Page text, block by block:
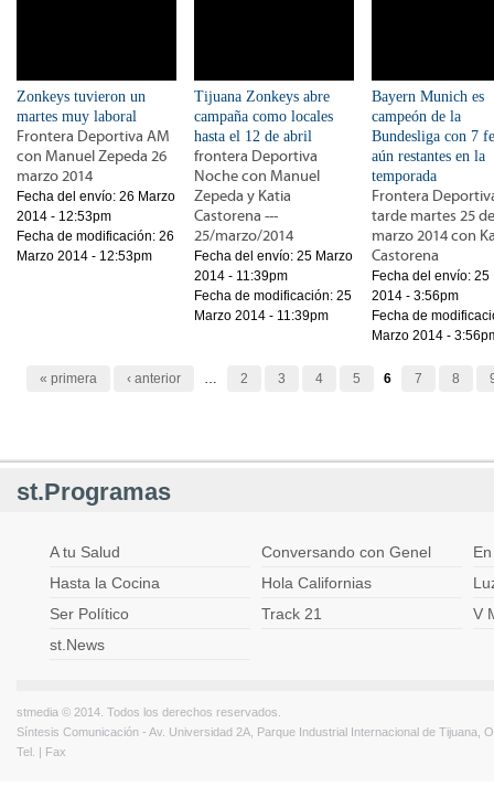
Zonkeys tuvieron un
martes muy laboral
Frontera Deportiva AM
con Manuel Zepeda 26
marzo 2014
Fecha del envío: 26 Marzo
2014 - 12:53pm
Fecha de modificación: 26
Marzo 2014 - 12:53pm
Tijuana Zonkeys abre
campaña como locales
hasta el 12 de abril
frontera Deportiva
Noche con Manuel
Zepeda y Katia
Castorena ---
25/marzo/2014
Fecha del envío: 25 Marzo
2014 - 11:39pm
Fecha de modificación: 25
Marzo 2014 - 11:39pm
Bayern Munich es
campeón de la
Bundesliga con 7
aún restantes en la
temporada
Frontera
tarde martes 25 de
marzo 2014 con
Castorena
Fecha del envío: 25
2014 - 3:56pm
Fecha de
Marzo 2014 -
Páginas
« primera ‹ anterior … 2 3 4 5 6 7 8
st.Programas
A tu Salud Conversando con Genel
Hasta la Cocina
Hola Californias
Ser Político
Track 21
V
st.News
stmedia © 2014. Todos los derechos reservados.
Síntesis Comunicación - Av. Universidad 2A, Parque Industrial Internacional de Tijuana,
Tel. | Fax